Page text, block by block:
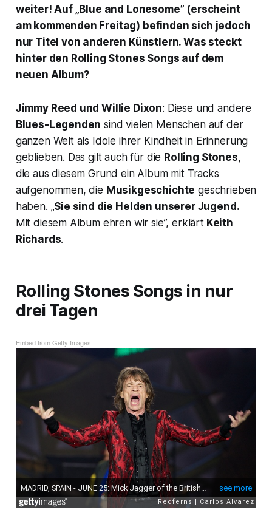
weiter! Auf „Blue and Lonesome” (erscheint
am kommenden Freitag) befinden sich jedoch
nur Titel von anderen Künstlern. Was steckt
hinter den Rolling Stones Songs auf dem
neuen Album?
Jimmy Reed und Willie Dixon: Diese und andere
Blues-Legenden sind vielen Menschen auf der
ganzen Welt als Idole ihrer Kindheit in Erinnerung
geblieben. Das gilt auch für die Rolling Stones,
die aus diesem Grund ein Album mit Tracks
aufgenommen, die Musikgeschichte geschrieben
haben. „Sie sind die Helden unserer Jugend.
Mit diesem Album ehren wir sie”, erklärtKeith
Richards.
Rolling Stones Songs in nur
drei Tagen
Embed from Getty Images